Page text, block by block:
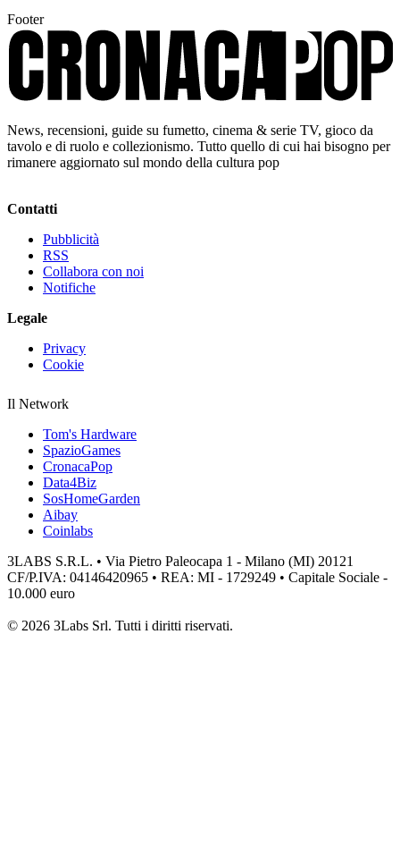
Footer
News, recensioni, guide su fumetto, cinema & serie TV, gioco da
tavolo e di ruolo e collezionismo. Tutto quello di cui hai bisogno per
rimanere aggiornato sul mondo della cultura pop
Contatti
Pubblicità
RSS
Collabora con noi
Notifiche
Legale
Privacy
Cookie
Il Network
Tom's Hardware
SpazioGames
CronacaPop
Data4Biz
SosHomeGarden
Aibay
Coinlabs
3LABS S.R.L. • Via Pietro Paleocapa 1 - Milano (MI) 20121
CF/P.IVA: 04146420965 • REA: MI - 1729249 • Capitale Sociale -
10.000 euro
© 2026 3Labs Srl. Tutti i diritti riservati.